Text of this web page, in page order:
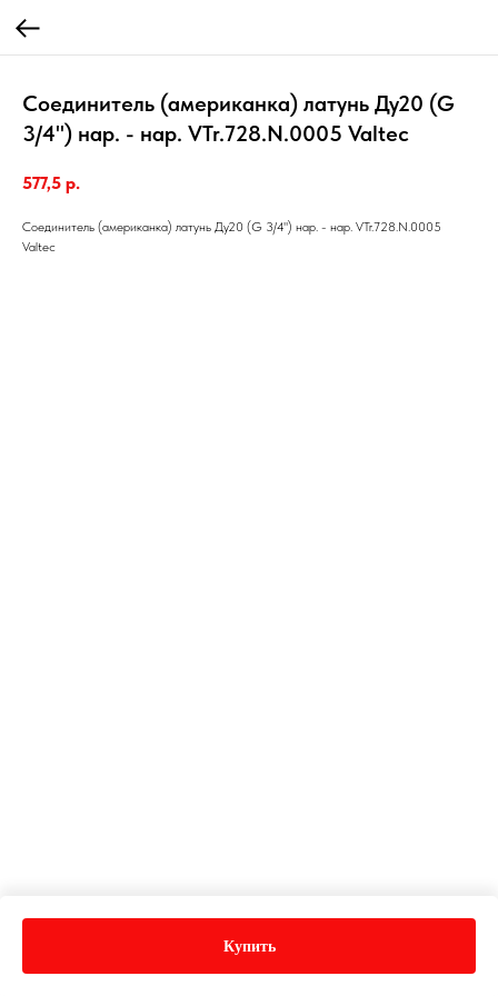
Соединитель (американка) латунь Ду20 (G
3/4") нар. - нар. VTr.728.N.0005 Valtec
577,5 р.
Купить
Соединитель (американка) латунь Ду20 (G 3/4") нар. - нар. VTr.728.N.0005
Valtec